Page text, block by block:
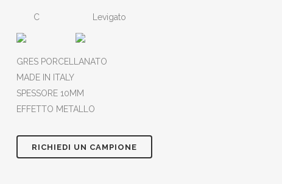
C Levigato
GRES PORCELLANATO
MADE IN ITALY
SPESSORE 10MM
EFFETTO METALLO
RICHIEDI UN CAMPIONE